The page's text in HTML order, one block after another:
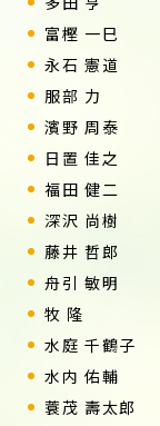
富樫 一巳
永石 憲道
服部 力
濱野 周泰
日置 佳之
福田 健二
深沢 尚樹
藤井 哲郎
舟引 敏明
牧 隆
水庭 千鶴子
水内 佑輔
蓑茂 壽太郎